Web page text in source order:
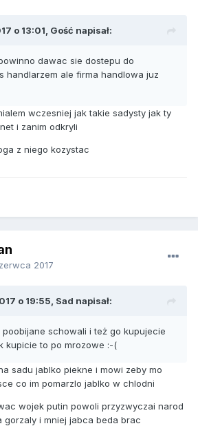
o 13:01, Gość napisał:
dawac sie dostepu do
handlarzem ale firma handlowa juz
wczesniej jak takie sadysty jak ty
i zanim odkryli
z niego kozystac
2017
o 19:55, Sad napisał:
poobijane schowali i też go kupujecie
kupicie to po mrozowe :-(
sadu jablko piekne i mowi zeby mo
co im pomarzlo jablko w chlodni
wojek putin powoli przyzwyczai narod
gorzaly i mniej jabca beda brac